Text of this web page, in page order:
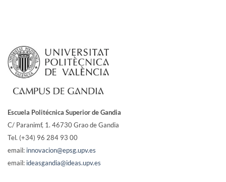
Escuela Politécnica Superior de Gandia
C/ Paranimf, 1. 46730 Grao de Gandia
Tel. (+34) 96 284 93 00
email: innovacion@epsg.upv.es
email: ideasgandia@ideas.upv.es